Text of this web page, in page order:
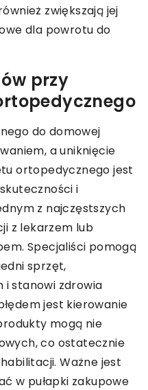
zwiększają jej
dla powrotu do
przy
do domowej
a uniknięcie
ortopedycznego jest
i
z najczęstszych
z lekarzem lub
Specjaliści pomogą
sprzęt,
stanowi zdrowia
jest kierowanie
mogą nie
co ostatecznie
Ważne jest
w pułapki zakupowe